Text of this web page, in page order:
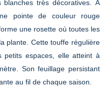
très décoratives. À
pointe de couleur rouge
une rosette où toutes les
plante. Cette touffe régulière
espaces, elle atteint à
Son feuillage persistant
au fil de chaque saison.